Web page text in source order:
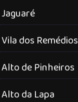
Jaguaré
Vila dos Remédios
Alto de Pinheiros
Alto da Lapa